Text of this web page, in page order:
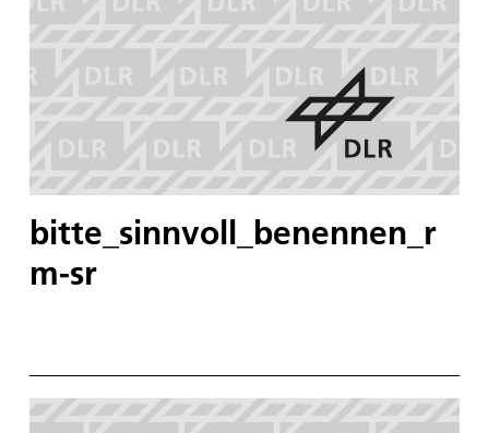
bitte_sinnvoll_benennen_r
m-sr